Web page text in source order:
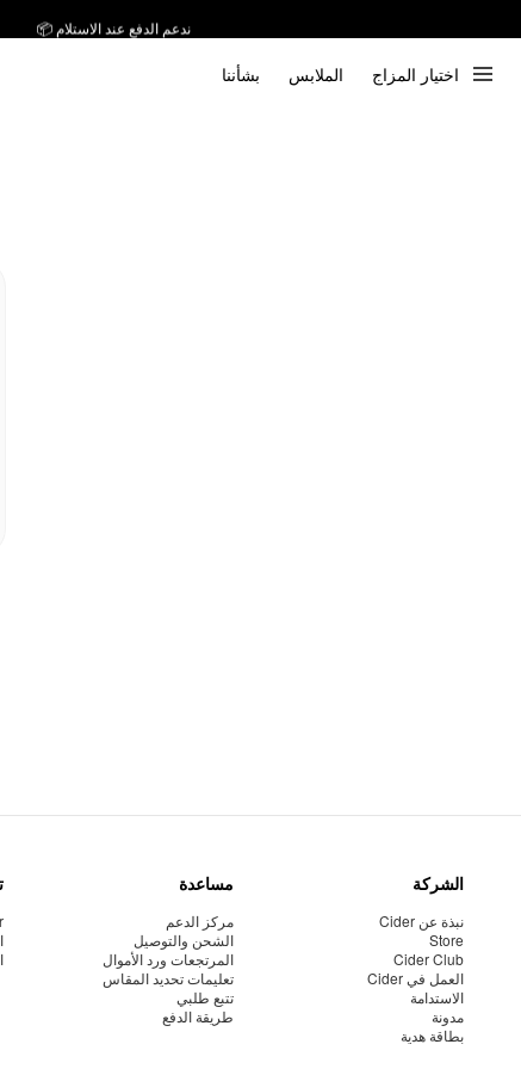
ندعم الدفع عند الاستلام 📦
اختيار المزاج الملابس بشأننا
الشركة
نبذة عن Cider
Store
Cider Club
العمل في Cider
الاستدامة
مدونة
بطاقة هدية
مساعدة
مركز الدعم
الشحن والتوصيل
المرتجعات ورد الأموال
تعليمات تحديد المقاس
تتبع طلبي
طريقة الدفع